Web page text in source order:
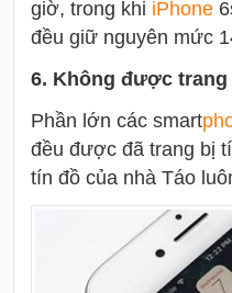
giờ, trong khi iPhone
đều giữ nguyên mức
6. Không được trang
Phần lớn các smart
đều được đã trang bị
tín đồ của nhà Táo